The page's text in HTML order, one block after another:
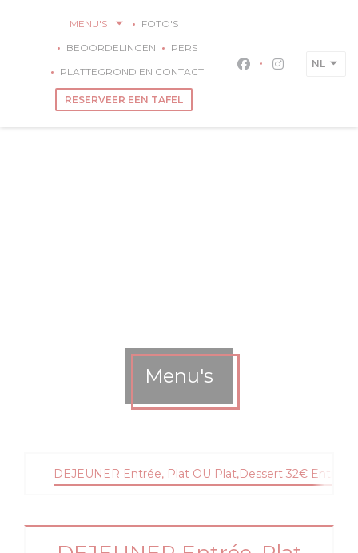
MENU'S
FOTO'S
BEOORDELINGEN
PERS
PLATTEGROND EN CONTACT
RESERVEER EEN TAFEL
FacebookInstagram
NL
Menu's
DEJEUNER Entrée, Plat OU Plat,Dessert 32€